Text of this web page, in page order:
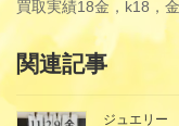
買取実績18金，k18，
関連記事
ジュエリ